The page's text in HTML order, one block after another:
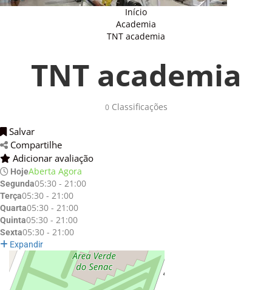
Início
Academia
TNT academia
TNT academia
0Classificações
Salvar
Compartilhe
Adicionar avaliação
HojeAberta Agora
Segunda05:30 - 21:00
Terça05:30 - 21:00
Quarta05:30 - 21:00
Quinta05:30 - 21:00
Sexta05:30 - 21:00
Expandir